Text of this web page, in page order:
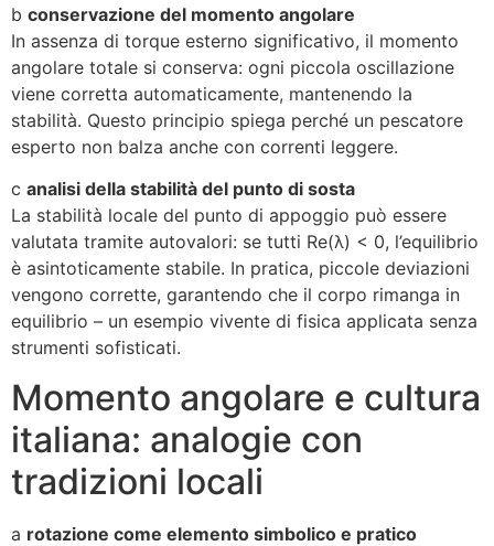
b conservazione del momento angolare
In assenza di torque esterno significativo, il momento
angolare totale si conserva: ogni piccola oscillazione
viene corretta automaticamente, mantenendo la
stabilità. Questo principio spiega perché un pescatore
esperto non balza anche con correnti leggere.
c analisi della stabilità del punto di sosta
La stabilità locale del punto di appoggio può essere
valutata tramite autovalori: se tutti Re(λ) < 0, l’equilibrio
è asintoticamente stabile. In pratica, piccole deviazioni
vengono corrette, garantendo che il corpo rimanga in
equilibrio – un esempio vivente di fisica applicata senza
strumenti sofisticati.
Momento angolare e cultura
italiana: analogie con
tradizioni locali
a rotazione come elemento simbolico e pratico